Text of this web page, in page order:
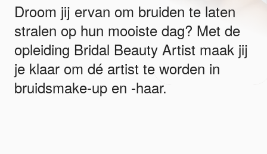
Droom jij ervan om bruiden te laten
stralen op hun mooiste dag? Met de
opleiding Bridal Beauty Artist maak jij
je klaar om dé artist te worden in
bruidsmake-up en -haar.